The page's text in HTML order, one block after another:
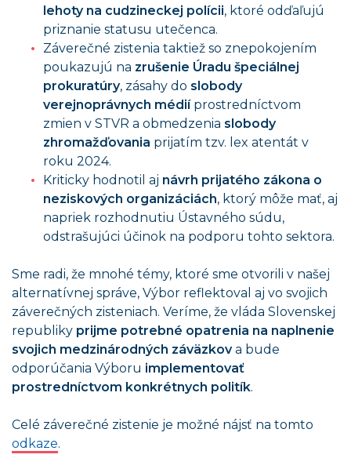
lehoty na cudzineckej polícii, ktoré odďaľujú
priznanie statusu utečenca.
Záverečné zistenia taktiež so znepokojením
poukazujú na zrušenie Úradu špeciálnej
prokuratúry, zásahy do slobody
verejnoprávnych médiíprostredníctvom
zmien v STVR a obmedzenia slobody
zhromažďovania prijatím tzv. lex atentát v
roku 2024.
Kriticky hodnotil aj návrh prijatého zákona o
neziskových organizáciách, ktorý môže mať, aj
napriek rozhodnutiu Ústavného súdu,
odstrašujúci účinok na podporu tohto sektora.
Sme radi, že mnohé témy, ktoré sme otvorili v našej
alternatívnej správe, Výbor reflektoval aj vo svojich
záverečných zisteniach. Veríme, že vláda Slovenskej
republiky prijme potrebné opatrenia na naplnenie
svojich medzinárodných záväzkova bude
odporúčania Výboru implementovať
prostredníctvom konkrétnych politík.
Celé záverečné zistenie je možné nájsť na tomto
odkaze.